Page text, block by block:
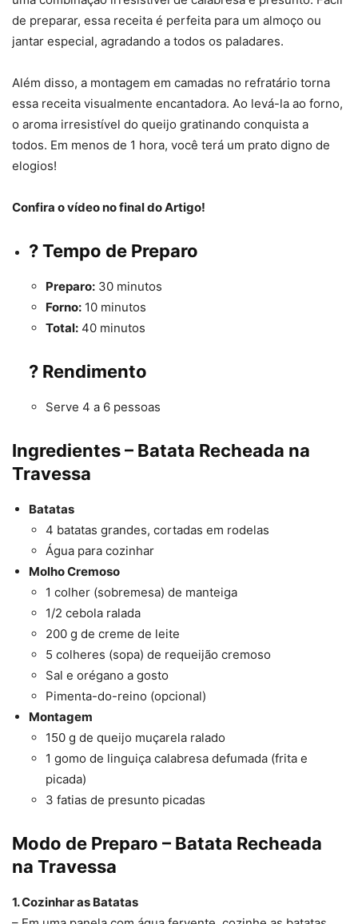
de preparar, essa receita é perfeita para um almoço ou
jantar especial, agradando a todos os paladares.
Além disso, a montagem em camadas no refratário torna
essa receita visualmente encantadora. Ao levá-la ao forno,
o aroma irresistível do queijo gratinando conquista a
todos. Em menos de 1 hora, você terá um prato digno de
elogios!
Confira o vídeo no final do Artigo!
?Tempo de Preparo
Preparo: 30 minutos
Forno: 10 minutos
Total: 40 minutos
? Rendimento
Serve 4 a 6 pessoas
Ingredientes – Batata Recheada na
Travessa
Batatas
4 batatas grandes, cortadas em rodelas
Água para cozinhar
Molho Cremoso
1 colher (sobremesa) de manteiga
1/2 cebola ralada
200 g de creme de leite
5 colheres (sopa) de requeijão cremoso
Sal e orégano a gosto
Pimenta-do-reino (opcional)
Montagem
150 g de queijo muçarela ralado
1 gomo de linguiça calabresa defumada (frita e
picada)
3 fatias de presunto picadas
Modo de Preparo – Batata Recheada
na Travessa
1. Cozinhar as Batatas